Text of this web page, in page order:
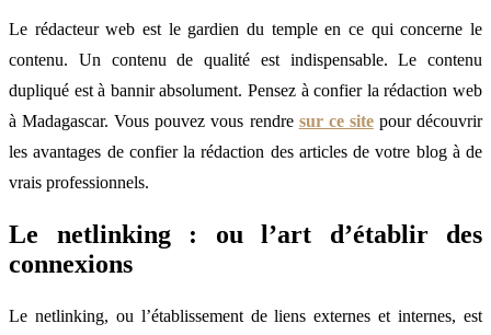
Le rédacteur web est le gardien du temple en ce qui concerne le
contenu. Un contenu de qualité est indispensable. Le contenu
dupliqué est à bannir absolument. Pensez à confier la rédaction web
à Madagascar. Vous pouvez vous rendre sur ce sitepour découvrir
les avantages de confier la rédaction des articles de votre blog à de
vrais professionnels.
Le netlinking : ou l’art d’établir des
connexions
Le netlinking, ou l’établissement de liens externes et internes, est